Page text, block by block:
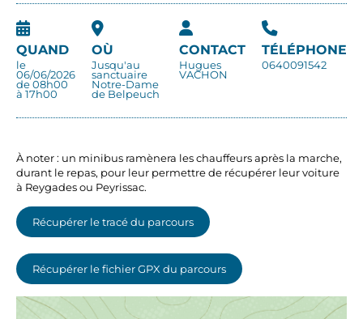
QUAND
le
06/06/2026
de 08h00
à 17h00
OÙ
Jusqu'au
sanctuaire
Notre-Dame
de Belpeuch
CONTACT
Hugues
VACHON
TÉLÉPHONE
0640091542
À noter : un minibus ramènera les chauffeurs après la marche,
durant le repas, pour leur permettre de récupérer leur voiture
à Reygades ou Peyrissac.
Récupérer le tracé du parcours
Récupérer le fichier GPX du parcours